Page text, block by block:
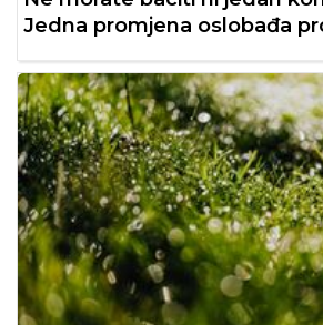
Jedna promjena oslobađa